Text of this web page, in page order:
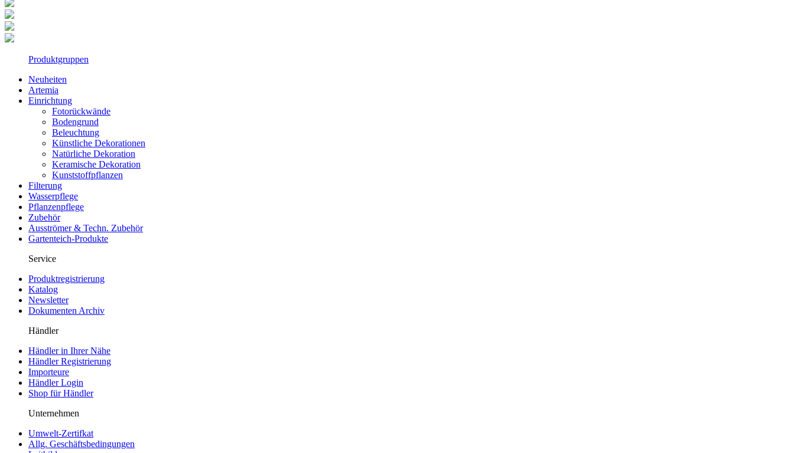
Produktgruppen
Neuheiten
Artemia
Einrichtung
Fotorückwände
Bodengrund
Beleuchtung
Künstliche Dekorationen
Natürliche Dekoration
Keramische Dekoration
Kunststoffpflanzen
Filterung
Wasserpflege
Pflanzenpflege
Zubehör
Ausströmer & Techn. Zubehör
Gartenteich-Produkte
Service
Produktregistrierung
Katalog
Newsletter
Dokumenten Archiv
Händler
Händler in Ihrer Nähe
Händler Registrierung
Importeure
Händler Login
Shop für Händler
Unternehmen
Umwelt-Zertifkat
Allg. Geschäftsbedingungen